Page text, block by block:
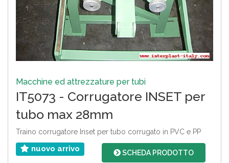
Macchine ed attrezzature per tubi
IT5073 - Corrugatore INSET per
tubo max 28mm
Traino corrugatore Inset per tubo corrugato in PVC e PP
nuovo arrivo SCHEDA PRODOTTO